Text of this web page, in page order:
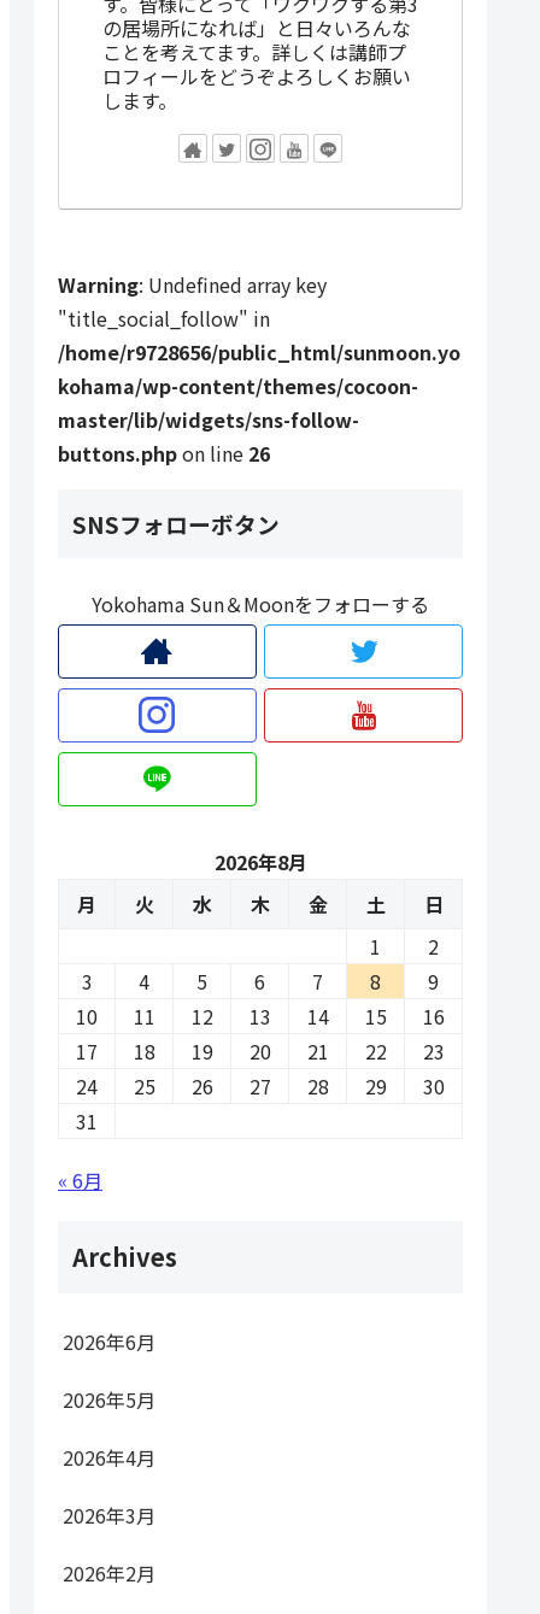
の居場所になれば」と日々いろんな
ことを考えてます。詳しくは講師プ
ロフィールをどうぞよろしくお願い
します。
Warning: Undefined array key
"title_social_follow" in
/home/r9728656/public_html/sunmoon.yo
kohama/wp-content/themes/cocoon-
master/lib/widgets/sns-follow-
buttons.phpon line 26
SNSフォローボタン
Yokohama Sun＆Moonをフォローする
2026年8月
月
火 水 木 金 土
日
1
2
3
4 5 6 7 8
9
10
11 12 13 14 15
16
17
18 19 20 21 22
23
24
25 26 27 28 29
30
31
« 6月
Archives
2026年6月
2026年5月
2026年4月
2026年3月
2026年2月